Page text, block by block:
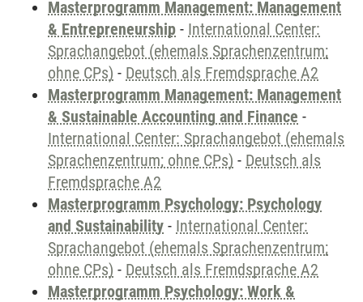
Masterprogramm Management: Management
& Entrepreneurship - International Center:
Sprachangebot (ehemals Sprachenzentrum;
ohne CPs) - Deutsch als Fremdsprache A2
Masterprogramm Management: Management
& Sustainable Accounting and Finance -
International Center: Sprachangebot (ehemals
Sprachenzentrum; ohne CPs) - Deutsch als
Fremdsprache A2
Masterprogramm Psychology: Psychology
and Sustainability - International Center:
Sprachangebot (ehemals Sprachenzentrum;
ohne CPs) - Deutsch als Fremdsprache A2
Masterprogramm Psychology: Work &